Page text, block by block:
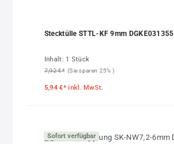
Stecktülle STTL-KF 9mm DGKE031355
Inhalt: 1 Stück
7,92 €* (Sie sparen 25% )
5,94 €*inkl. MwSt.
Sofort verfügbar